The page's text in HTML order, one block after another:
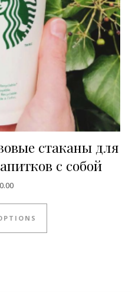
стаканы для
с собой
This product has